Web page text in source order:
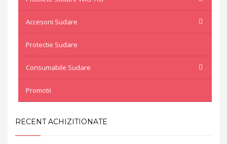
Accesorii Sudare
Protectie Sudare
Consumabile Sudare
Promotii
RECENT ACHIZITIONATE